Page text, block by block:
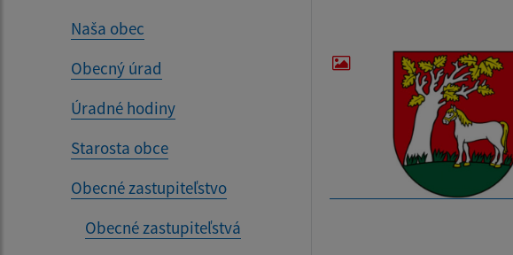
Naša obec
Obecný úrad
Úradné hodiny
Starosta obce
Obecné zastupiteľstvo
Obecné zastupiteľstvá